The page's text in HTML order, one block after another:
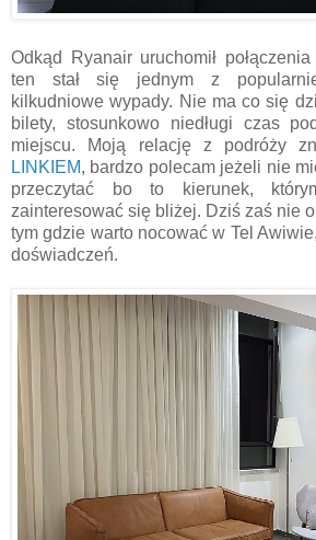
Odkąd Ryanair uruchomił
ten stał się jednym z
kilkudniowe wypady. Nie ma co się
bilety, stosunkowo niedługi czas
miejscu. Moją relację z podróży
LINKIEM, bardzo polecam jeżeli nie
przeczytać bo to kierunek,
zainteresować się bliżej. Dziś zaś nie
tym gdzie warto nocować w Tel
doświadczeń.